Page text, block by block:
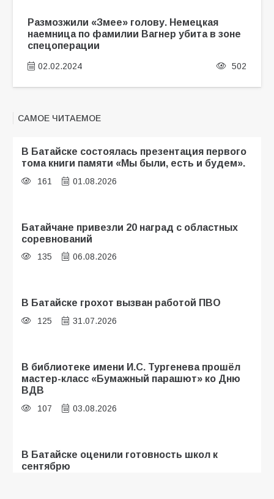
Размозжили «Змее» голову. Немецкая
наемница по фамилии Вагнер убита в зоне
спецоперации
02.02.2024 502
САМОЕ ЧИТАЕМОЕ
В Батайске состоялась презентация первого
тома книги памяти «Мы были, есть и будем».
161 01.08.2026
Батайчане привезли 20 наград с областных
соревнований
135 06.08.2026
В Батайске грохот вызван работой ПВО
125 31.07.2026
В библиотеке имени И.С. Тургенева прошёл
мастер-класс «Бумажный парашют» ко Дню
ВДВ
107 03.08.2026
В Батайске оценили готовность школ к
сентябрю